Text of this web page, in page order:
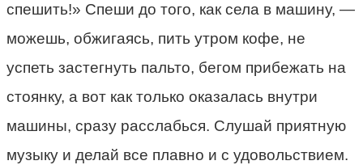
спешить!» Спеши до того, как села в машину, —
можешь, обжигаясь, пить утром кофе, не
успеть застегнуть пальто, бегом прибежать на
стоянку, а вот как только оказалась внутри
машины, сразу расслабься. Слушай приятную
музыку и делай все плавно и с удовольствием.